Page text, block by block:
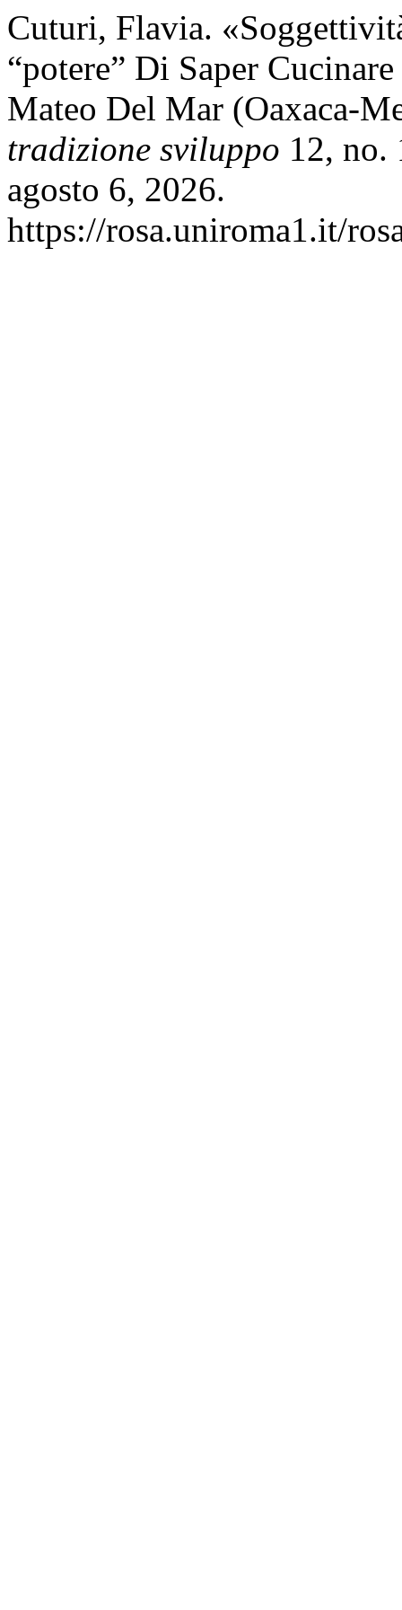
Cuturi, Flavia.
“potere” Di Saper
Mateo Del Mar (Oaxaca-
tradizione sviluppo 12, no.
agosto 6, 2026.
https://rosa.uniroma1.it/